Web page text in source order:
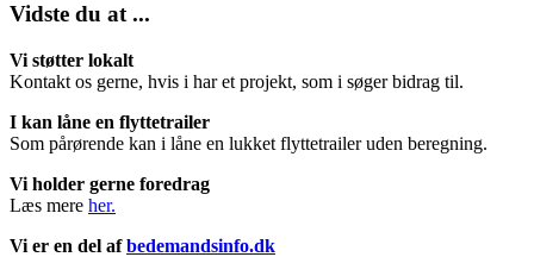
Vidste du at ...
Vi støtter lokalt
Kontakt os gerne, hvis i har et projekt, som i søger bidrag til.
I kan låne en flyttetrailer
Som pårørende kan i låne en lukket flyttetrailer uden beregning.
Vi holder gerne foredrag
Læs mere her.
Vi er en del afbedemandsinfo.dk